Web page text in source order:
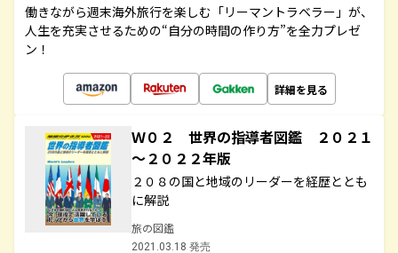
働きながら週末海外旅行を楽しむ「リーマントラベラー」が、
人生を充実させるための“自分の時間の作り方”を全力プレゼ
ン！
詳細を見る
Ｗ０２ 世界の指導者図鑑 ２０２１
～２０２２年版
２０８の国と地域のリーダーを経歴ととも
に解説
旅の図鑑
2021.03.18 発売